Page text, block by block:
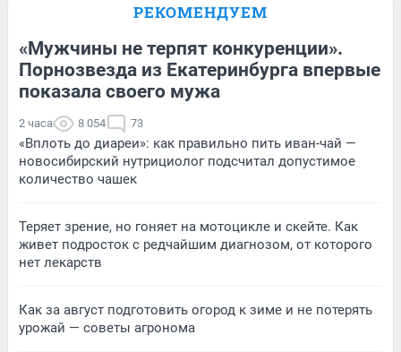
РЕКОМЕНДУЕМ
«Мужчины не терпят конкуренции».
Порнозвезда из Екатеринбурга впервые
показала своего мужа
2 часа 8 054 73
«Вплоть до диареи»: как правильно пить иван-чай —
новосибирский нутрициолог подсчитал допустимое
количество чашек
Теряет зрение, но гоняет на мотоцикле и скейте. Как
живет подросток с редчайшим диагнозом, от которого
нет лекарств
Как за август подготовить огород к зиме и не потерять
урожай — советы агронома